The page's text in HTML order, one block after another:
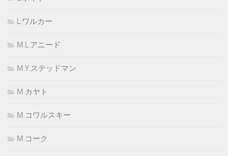
L.ワルカー
M.L.アニード
M.Y.ステッドマン
M.カヤト
M.コワルスキー
M.コーク